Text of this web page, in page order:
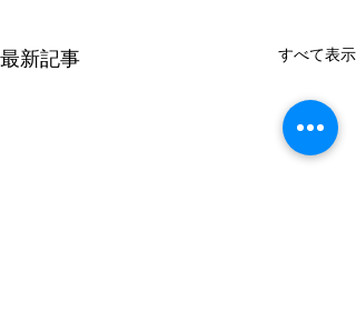
最新記事 すべて表示